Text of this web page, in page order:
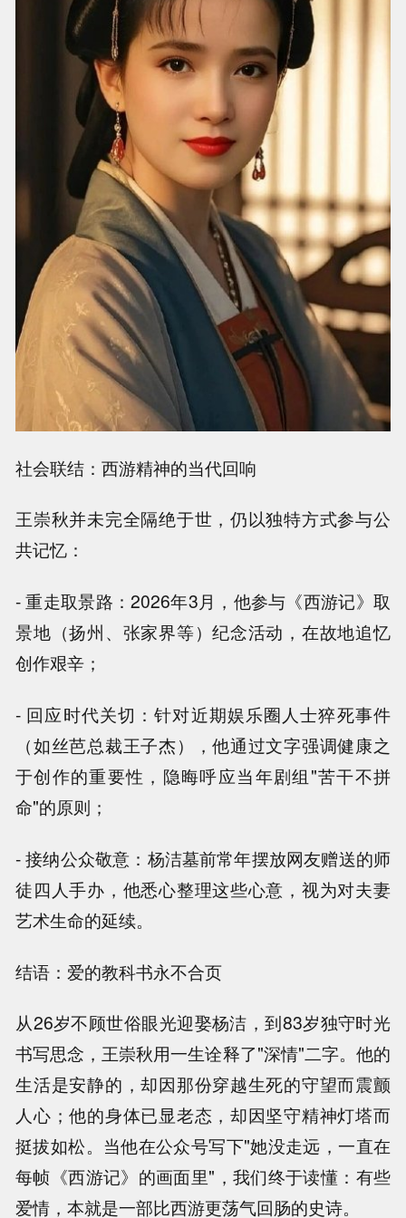
社会联结：西游精神的当代回响
王崇秋并未完全隔绝于世，仍以独特方式参与公
共记忆：
- 重走取景路：2026年3月，他参与《西游记》取
景地（扬州、张家界等）纪念活动，在故地追忆
创作艰辛；
- 回应时代关切：针对近期娱乐圈人士猝死事件
（如丝芭总裁王子杰），他通过文字强调健康之
于创作的重要性，隐晦呼应当年剧组"苦干不拼
命"的原则；
- 接纳公众敬意：杨洁墓前常年摆放网友赠送的师
徒四人手办，他悉心整理这些心意，视为对夫妻
艺术生命的延续。
结语：爱的教科书永不合页
从26岁不顾世俗眼光迎娶杨洁，到83岁独守时光
书写思念，王崇秋用一生诠释了"深情"二字。他的
生活是安静的，却因那份穿越生死的守望而震颤
人心；他的身体已显老态，却因坚守精神灯塔而
挺拔如松。当他在公众号写下"她没走远，一直在
每帧《西游记》的画面里"，我们终于读懂：有些
爱情，本就是一部比西游更荡气回肠的史诗。